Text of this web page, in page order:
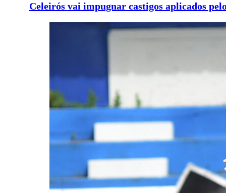
Celeirós vai impugnar castigos aplicados